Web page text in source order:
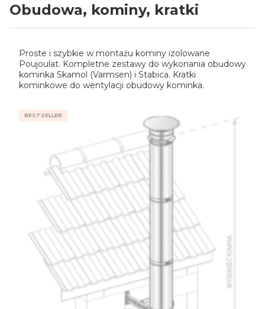
Obudowa, kominy, kratki
Proste i szybkie w montażu kominy izolowane
Poujoulat. Kompletne zestawy do wykonania obudowy
kominka Skamol (Varmsen) i Stabica. Kratki
kominkowe do wentylacji obudowy kominka.
BESTSELLER